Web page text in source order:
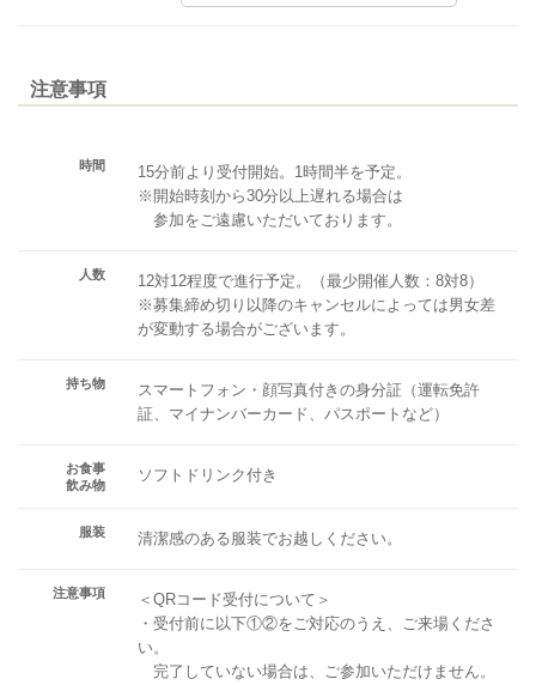
注意事項
時間
15分前より受付開始。1時間半を予定。
※開始時刻から30分以上遅れる場合は
参加をご遠慮いただいております。
人数
12対12程度で進行予定。（最少開催人数：8対8）
※募集締め切り以降のキャンセルによっては男女差
が変動する場合がございます。
持ち物
スマートフォン・顔写真付きの身分証（運転免許
証、マイナンバーカード、パスポートなど）
お食事
飲み物
ソフトドリンク付き
服装 清潔感のある服装でお越しください。
注意事項
＜QRコード受付について＞
・受付前に以下①②をご対応のうえ、ご来場くださ
い。
完了していない場合は、ご参加いただけません。